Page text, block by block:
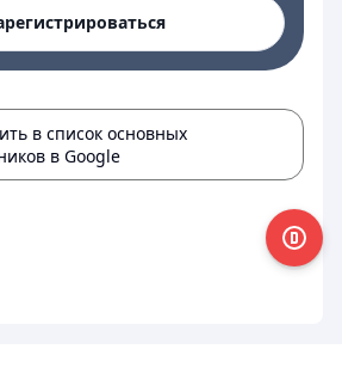
в список основных
в Google